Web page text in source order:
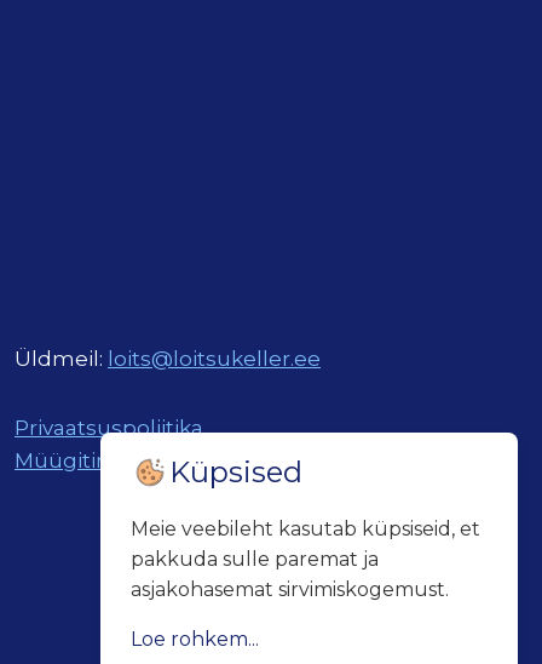
Üldmeil: loits@loitsukeller.ee
Privaatsuspoliitika
MüügitingimusedKüpsised
Meie veebileht kasutab küpsiseid, et
pakkuda sulle paremat ja
asjakohasemat sirvimiskogemust.
Loe rohkem...